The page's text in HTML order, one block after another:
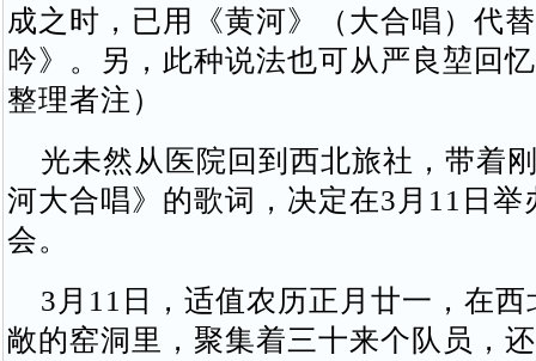
成之时，已用《黄河》（大合唱）代
吟》。另，此种说法也可从严良堃回
整理者注）
光未然从医院回到西北旅社，带着
河大合唱》的歌词，决定在3月11日举
会。
3月11日，适值农历正月廿一，在西
敞的窑洞里，聚集着三十来个队员，